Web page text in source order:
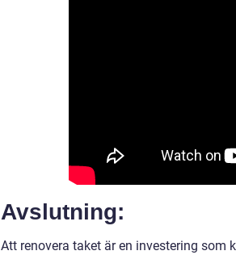
Avslutning:
Att renovera taket är en investering som